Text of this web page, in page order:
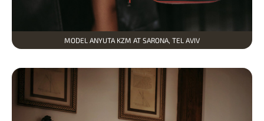
MODEL ANYUTA KZM AT SARONA, TEL AVIV